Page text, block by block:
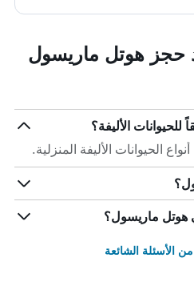
حجز هوتل ماريسول
الأليفة؟
الحيوانات الأليفة المنزلية.
هوتل ماريسول؟
الأسئلة الشائعة